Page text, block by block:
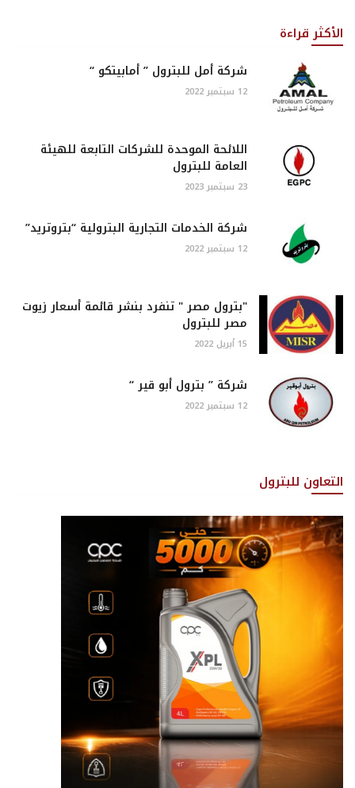
الأكثر قراءة
شركة أمل للبترول ” أمابيتكو “
12 سبتمبر 2022
اللائحة الموحدة للشركات التابعة للهيئة
العامة للبترول
23 سبتمبر 2023
شركة الخدمات التجارية البترولية “بتروتريد”
12 سبتمبر 2022
"بترول مصر " تنفرد بنشر قائمة أسعار زيوت
مصر للبترول
15 أبريل 2022
شركة ” بترول أبو قير “
12 سبتمبر 2022
التعاون للبترول